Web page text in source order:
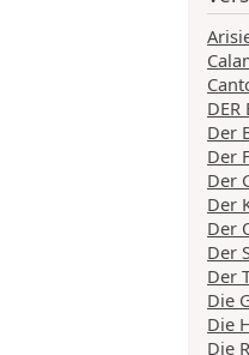
DER
Der
Der
Der
Der
Der
Der
Der
Die
Die
Die